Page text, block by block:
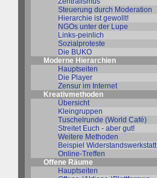
Steuerung durch Moderation
Hierarchie ist gewollt!
NGOs unter der Lupe
Links-peinlich
Sozialproteste
Die BUKO
Moderne Hierarchien
Hauptseiten
Die Player
Zensur im Internet
Kreativmethoden
Übersicht
Kleingruppen
Tuschelrunde (World Café)
Streitet Euch - aber gut!
Weitere Methoden
Beispiel Widerstandswerkstatt
Online-Treffen
Offene Räume
Hauptseiten